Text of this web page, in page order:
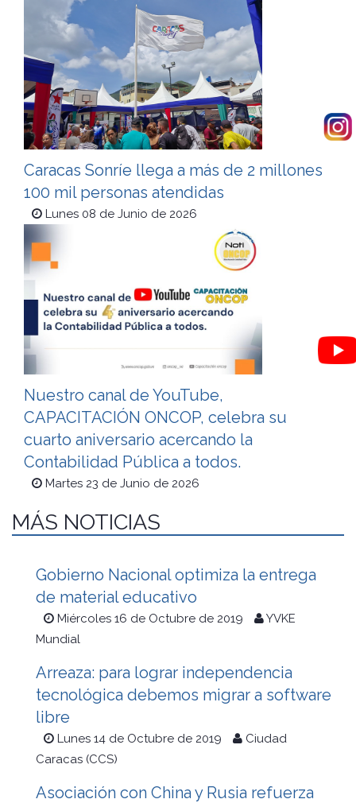
Caracas Sonríe llega a más de 2 millones
100 mil personas atendidas
Lunes 08 de Junio de 2026
Nuestro canal de YouTube,
CAPACITACIÓN ONCOP, celebra su
cuarto aniversario acercando la
Contabilidad Pública a todos.
Martes 23 de Junio de 2026
MÁS NOTICIAS
Gobierno Nacional optimiza la entrega
de material educativo
Miércoles 16 de Octubre de 2019
YVKE
Mundial
Arreaza: para lograr independencia
tecnológica debemos migrar a software
libre
Lunes 14 de Octubre de 2019
Ciudad
Caracas (CCS)
Asociación con China y Rusia refuerza